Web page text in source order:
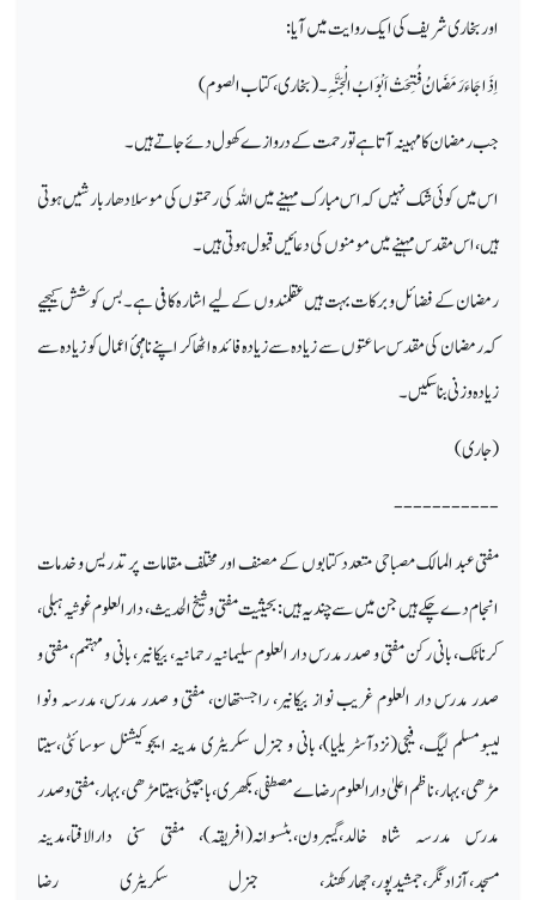
اور بخاری شریف کی ایک روایت میں آیا:
اِذَا جَاءَ رَمَضَانُ فُتِحَتْ اَبْوَابُ الْجَنَّہِ۔ (بخاری، کتاب الصوم)
جب رمضان کا مہینہ آتاہے تو رحمت کے دروازے کھو ل دئے جاتے ہیں۔
اس میں کوئی شک نہیں کہ اس مبارک مہینے میں اللہ کی رحمتوں کی موسلادھاربارشیں ہوتی
ہیں،اس مقدس مہینے میں مومنوں کی دعائیں قبول ہوتی ہیں۔
رمضان کے فضائل و برکات بہت ہیں عقلمندوں کے لیے اشارہ کافی ہے۔ بس کوشش کیجیے
کہ رمضان کی مقدس ساعتوں سے زیادہ سے زیادہ فائدہ اٹھا کر اپنے نامہئ اعمال کو زیادہ سے
زیادہ وزنی بناسکیں۔
(جاری)
-----------
مفتی عبد المالک مصباحی متعدد کتابوں کے مصنف اور مختلف مقامات پر تدریس و خدمات
انجام دے چکے ہیں جن میں سے چند یہ ہیں: بحیثیت مفتی و شیخ الحدیث، دار العلوم غوثیہ ہبلی،
کرناٹک، بانی رکن مفتی و صدر مدرس دار العلوم سلیمانیہ رحمانیہ، بیکانیر، بانی و مہتمم، مفتی و
صدر مدرس دار العلوم غریب نواز بیکانیر، راجستھان، مفتی و صدر مدرس، مدرسہ ونوا
لیبومسلم لیگ، فیجی(نزدآسٹریلیا)، بانی و جنرل سکریٹری مدینہ ایجوکیشنل سوسائٹی، سیتا
مڑھی، بہار، ناظم اعلیٰ دارالعلوم رضاے مصطفی،بکھری،باجپٹی،سیتامڑھی،بہار، مفتی و صدر
مدرس مدرسہ شاہ خالد،گیبرون،بٹسوانہ(افریقہ)، مفتی سنی دارالافتا،مدینہ
مسجد،آزادنگر،جمشیدپور،جھارکھنڈ، جنرل سکریٹری رضا